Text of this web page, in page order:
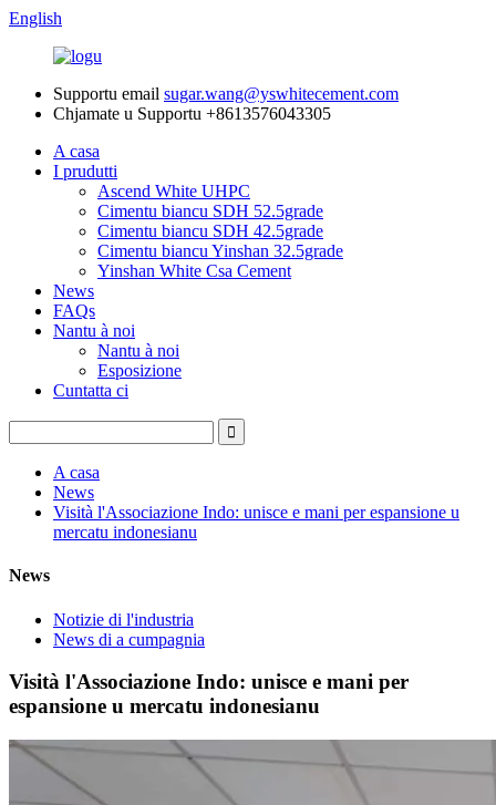
English
Supportu email sugar.wang@yswhitecement.com
Chjamate u Supportu +8613576043305
A casa
I prudutti
Ascend White UHPC
Cimentu biancu SDH 52.5grade
Cimentu biancu SDH 42.5grade
Cimentu biancu Yinshan 32.5grade
Yinshan White Csa Cement
News
FAQs
Nantu à noi
Nantu à noi
Esposizione
Cuntatta ci
A casa
News
Visità l'Associazione Indo: unisce e mani per espansione u
mercatu indonesianu
News
Notizie di l'industria
News di a cumpagnia
Visità l'Associazione Indo: unisce e mani per
espansione u mercatu indonesianu